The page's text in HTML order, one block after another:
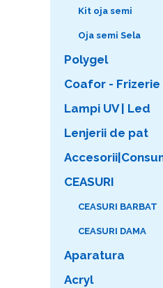
Kit oja semi
Oja semi Sela
Polygel
Coafor - Frizerie
Lampi UV | Led
Lenjerii de pat
CEASURI
CEASURI BARBAT
CEASURI DAMA
Aparatura
Acryl